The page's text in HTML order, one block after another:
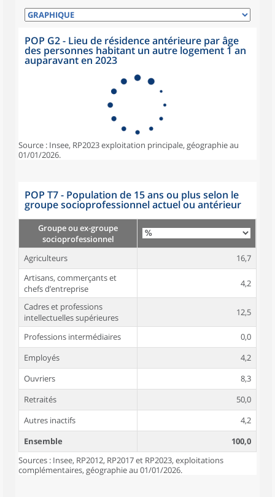
POP G2 - Lieu de résidence antérieure par âge
des personnes habitant un autre logement 1 an
auparavant en 2023
Source : Insee, RP2023 exploitation principale, géographie au
01/01/2026.
POP T7 - Population de 15 ans ou plus selon le
groupe socioprofessionnel actuel ou antérieur
Groupe ou ex-groupe
socioprofessionnel
Agriculteurs
16,7
Artisans, commerçants et
chefs d’entreprise
4,2
Cadres et professions
intellectuelles supérieures
12,5
Professions intermédiaires
0,0
Employés
4,2
Ouvriers
8,3
Retraités
50,0
Autres inactifs
4,2
Ensemble
100,0
Sources : Insee, RP2012, RP2017 et RP2023, exploitations
complémentaires, géographie au 01/01/2026.